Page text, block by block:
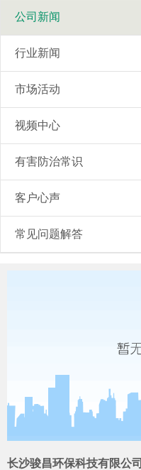
公司新闻
行业新闻
市场活动
视频中心
有害防治常识
客户心声
常见问题解答
长沙骏昌环保科技有限公司